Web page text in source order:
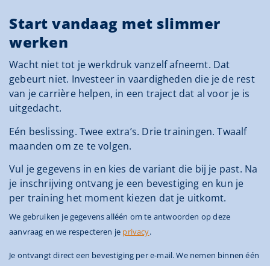
Start vandaag met slimmer
werken
Wacht niet tot je werkdruk vanzelf afneemt. Dat
gebeurt niet. Investeer in vaardigheden die je de rest
van je carrière helpen, in een traject dat al voor je is
uitgedacht.
Eén beslissing. Twee extra’s. Drie trainingen. Twaalf
maanden om ze te volgen.
Vul je gegevens in en kies de variant die bij je past. Na
je inschrijving ontvang je een bevestiging en kun je
per training het moment kiezen dat je uitkomt.
We gebruiken je gegevens alléén om te antwoorden op deze
aanvraag en we respecteren je privacy.
Je ontvangt direct een bevestiging per e-mail. We nemen binnen één